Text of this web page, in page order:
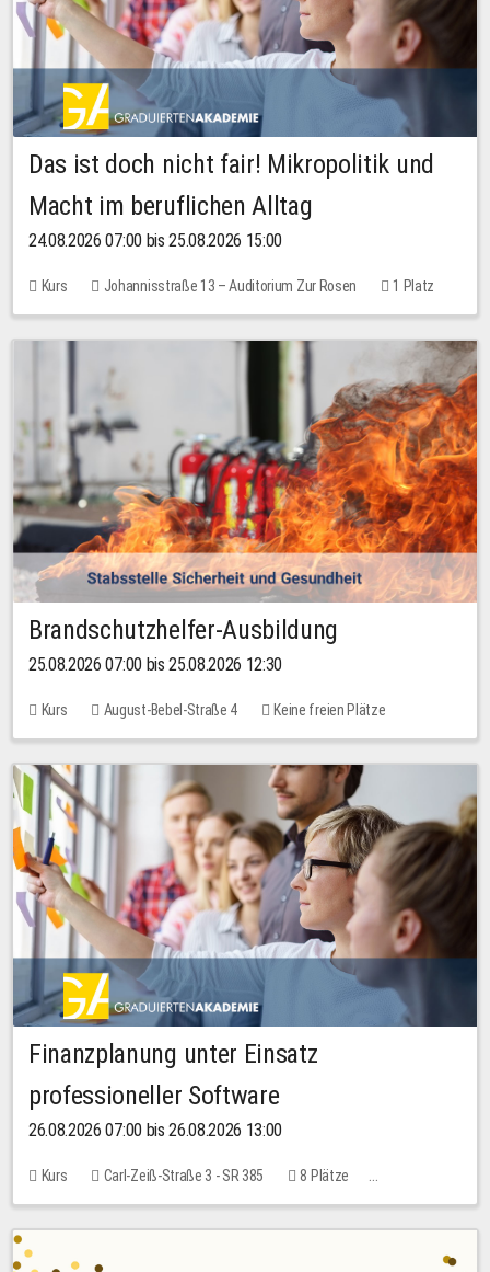
Das ist doch nicht fair! Mikropolitik und
Macht im beruflichen Alltag
24.08.2026 07:00 bis 25.08.2026 15:00
Kurs Johannisstraße 13 – Auditorium Zur Rosen
1 Platz
30,00 EUR
Brandschutzhelfer-Ausbildung
25.08.2026 07:00 bis 25.08.2026 12:30
Kurs August-Bebel-Straße 4 Keine freien Plätze
Finanzplanung unter Einsatz
professioneller Software
26.08.2026 07:00 bis 26.08.2026 13:00
Kurs Carl-Zeiß-Straße 3 - SR 385
8 Plätze
20,00 EUR